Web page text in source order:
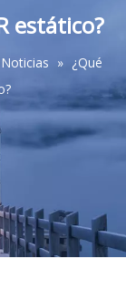
estático?
Noticias » ¿Qué